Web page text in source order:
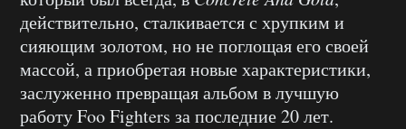
действительно, сталкивается с хрупким и
сияющим золотом, но не поглощая его своей
массой, а приобретая новые характеристики,
заслуженно превращая альбом в лучшую
работу Foo Fighters за последние 20 лет.